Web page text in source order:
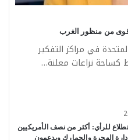
من منظور الغرب
في مراكز التفكير
كساحة نزاعات معلنة…
للرأي: أكثر من نصف الأمريكيين
الهجرة والجمارك ويدعمون